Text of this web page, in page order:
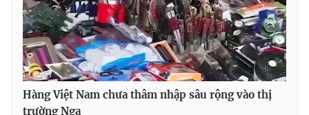
VTV4 Vươn mình bằng AI
VTV9 VTV8
Liên hệ tòa soạn
Hàng Việt Nam chưa thâm nhập sâu rộng vào thị
trường Nga